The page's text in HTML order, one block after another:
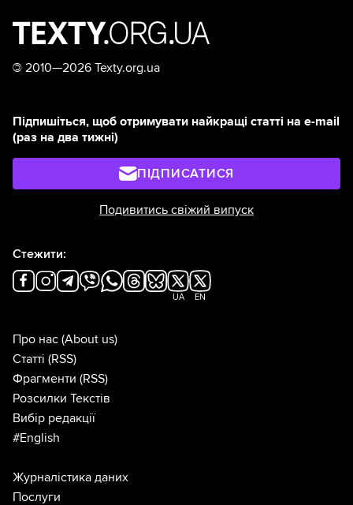
© 2010—2026 Texty.org.ua
Підпишіться, щоб отримувати найкращі статті на e-mail
(раз на два тижні)
ПІДПИСАТИСЯ
Подивитись свіжий випуск
Стежити:
UA EN
Про нас (About us)
Статті (RSS)
Фрагменти (RSS)
Розсилки Текстів
Вибір редакції
#English
Журналістика даних
Послуги